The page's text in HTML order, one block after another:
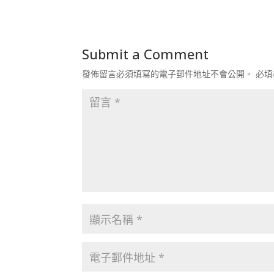
Submit a Comment
發佈留言必須填寫的電子郵件地址不會公開。 必